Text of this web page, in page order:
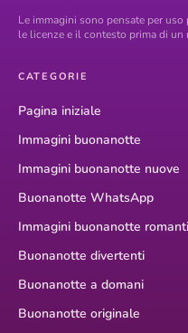
Le immagini sono pensate per
le licenze e il contesto prima di un
CATEGORIE
Pagina iniziale
Immagini buonanotte
Immagini buonanotte nuove
Buonanotte WhatsApp
Immagini buonanotte
Buonanotte divertenti
Buonanotte a domani
Buonanotte originale